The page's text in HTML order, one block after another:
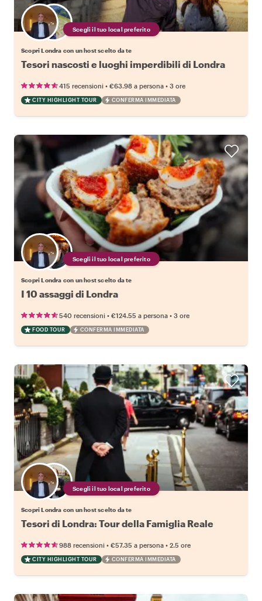
Scegli il tuo local preferito
Scopri Londra con un host scelto da te
Tesori nascosti e luoghi imperdibili di Londra
415 recensioni • €63.98 a persona • 3 ore
CITY HIGHLIGHT TOUR CONFERMA IMMEDIATA
Scegli il tuo local preferito
Scopri Londra con un host scelto da te
I 10 assaggi di Londra
540 recensioni • €124.55 a persona • 3 ore
FOOD TOUR CONFERMA IMMEDIATA
Scegli il tuo local preferito
Scopri Londra con un host scelto da te
Tesori di Londra: Tour della Famiglia Reale
988 recensioni • €57.35 a persona • 2.5 ore
CITY HIGHLIGHT TOUR CONFERMA IMMEDIATA